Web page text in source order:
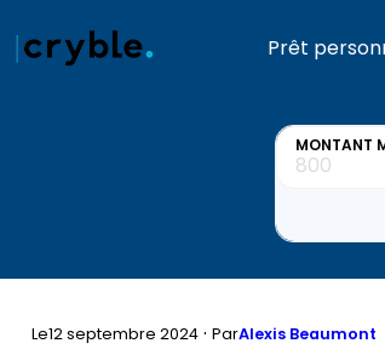
Prêt
MONTANT
Le12 septembre 2024· ParAlexis Beaumont